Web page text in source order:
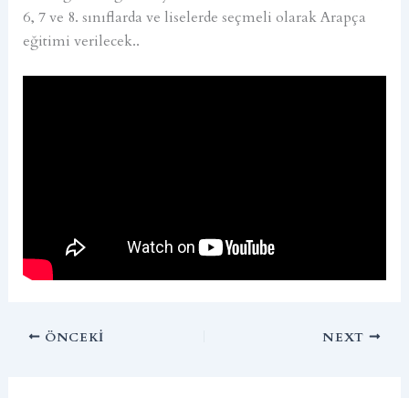
6, 7 ve 8. sınıflarda ve liselerde seçmeli olarak Arapça
eğitimi verilecek..
ÖNCEKI NEXT